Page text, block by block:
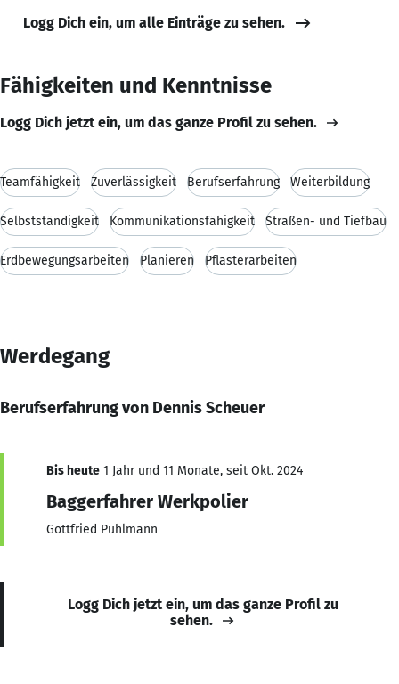
Logg Dich ein, um alle Einträge zu sehen.
Fähigkeiten und Kenntnisse
Logg Dich jetzt ein, um das ganze Profil zu sehen.
Teamfähigkeit Zuverlässigkeit Berufserfahrung Weiterbildung
Selbstständigkeit Kommunikationsfähigkeit Straßen- und Tiefbau
Erdbewegungsarbeiten Planieren Pflasterarbeiten
Werdegang
Berufserfahrung von Dennis Scheuer
Bis heute 1 Jahr und 11 Monate, seit Okt. 2024
Baggerfahrer Werkpolier
Gottfried Puhlmann
Logg Dich jetzt ein, um das ganze Profil zu
sehen.